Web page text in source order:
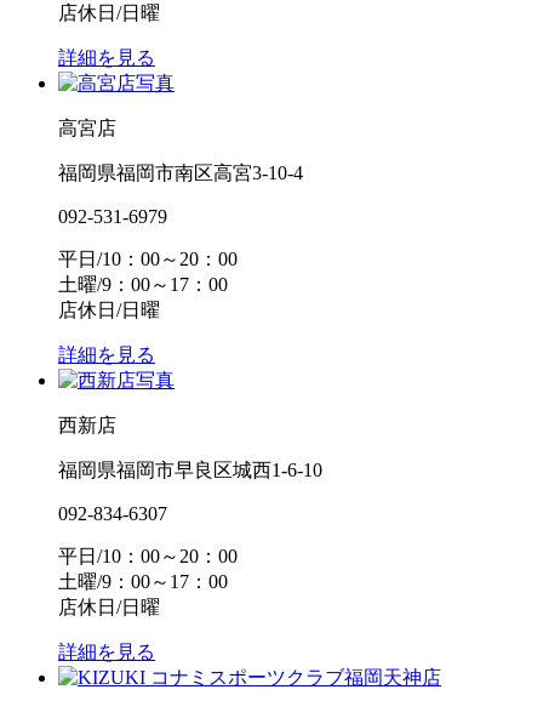
店休日/日曜
詳細を見る
高宮店
福岡県福岡市南区高宮3-10-4
092-531-6979
平日/10：00～20：00
土曜/9：00～17：00
店休日/日曜
詳細を見る
西新店
福岡県福岡市早良区城西1-6-10
092-834-6307
平日/10：00～20：00
土曜/9：00～17：00
店休日/日曜
詳細を見る